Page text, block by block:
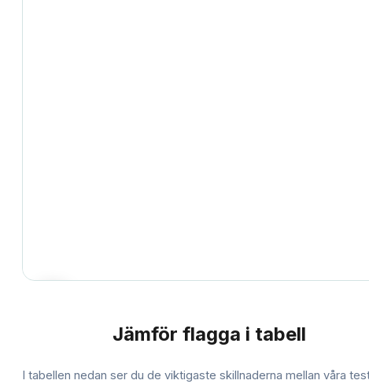
Jämför flagga i tabell
I tabellen nedan ser du de viktigaste skillnaderna mellan våra